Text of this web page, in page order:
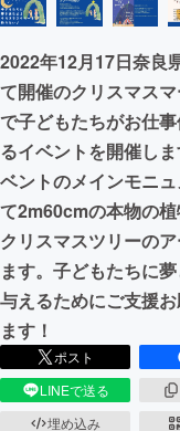
CAMPFIRE
CAMPFIRE
2022年12月17日奈良
て開催のクリスマス
で子どもたちがお仕
るイベントを開催し
ベントのメインモニ
て2m60cmの本物の
クリスマスツリーの
ます。子どもたちに
与えるためにご支援
ます！
ポスト
LINEで送る
埋め込み